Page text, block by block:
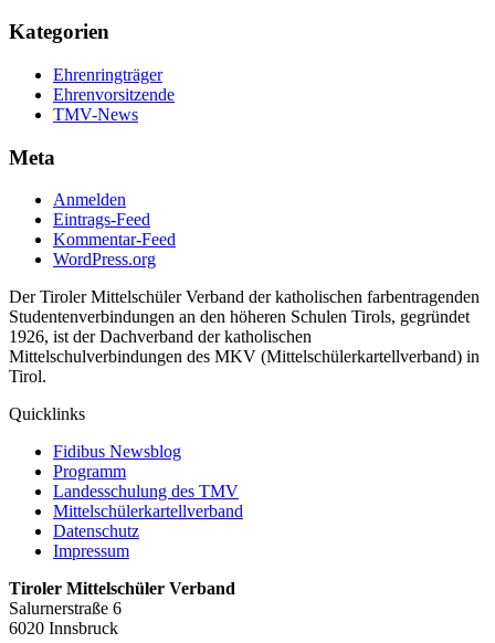
Kategorien
Ehrenringträger
Ehrenvorsitzende
TMV-News
Meta
Anmelden
Eintrags-Feed
Kommentar-Feed
WordPress.org
Der Tiroler Mittelschüler Verband der katholischen farbentragenden
Studentenverbindungen an den höheren Schulen Tirols, gegründet
1926, ist der Dachverband der katholischen
Mittelschulverbindungen des MKV (Mittelschülerkartellverband) in
Tirol.
Quicklinks
Fidibus Newsblog
Programm
Landesschulung des TMV
Mittelschülerkartellverband
Datenschutz
Impressum
Tiroler Mittelschüler Verband
Salurnerstraße 6
6020 Innsbruck